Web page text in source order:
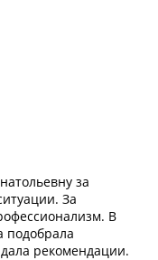
за
За
В
подобрала
рекомендации.